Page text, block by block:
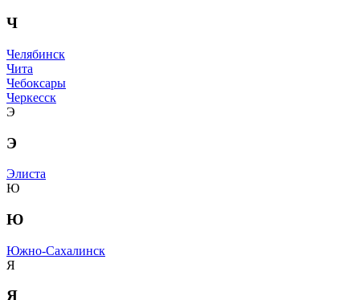
Ч
Челябинск
Чита
Чебоксары
Черкесск
Э
Э
Элиста
Ю
Ю
Южно-Сахалинск
Я
Я